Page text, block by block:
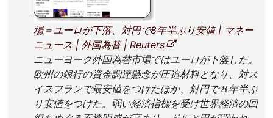
場＝ユーロが下落、対円で8年半ぶり安値 | マネー
ニュース | 外国為替 | Reuters
ニューヨーク外国為替市場ではユーロが下落した。
欧州の銀行の資金調達懸念が圧迫材料となり、対ス
イスフランで最安値をつけたほか、対円で８年半ぶ
り安値をつけた。弱い経済指標を受け世界経済の回